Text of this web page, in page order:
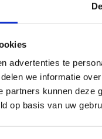
advertenties te
we informatie
partners kunnen
op basis van uw
video af te spelen
cookies' aan en klik